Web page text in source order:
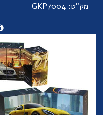
מק"ט: GKP7004